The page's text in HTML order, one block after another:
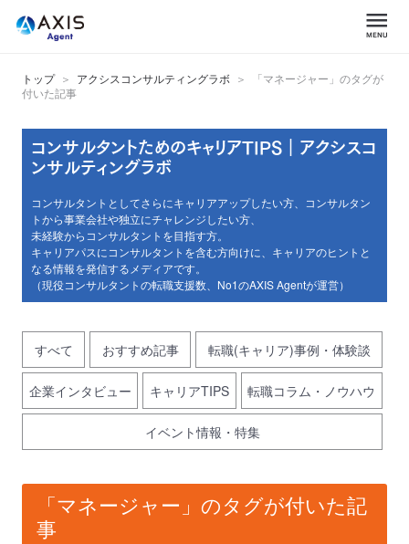
トップ アクシスコンサルティングラボ
「マネージャー」のタグが
付いた記事
コンサルタントためのキャリアTIPS｜アクシスコ
ンサルティングラボ
コンサルタントとしてさらにキャリアアップしたい方、コンサルタン
トから事業会社や独立にチャレンジしたい方、
未経験からコンサルタントを目指す方。
キャリアパスにコンサルタントを含む方向けに、キャリアのヒントと
なる情報を発信するメディアです。
（現役コンサルタントの転職支援数、No1のAXIS Agentが運営）
すべて おすすめ記事 転職(キャリア)事例・体験談
企業インタビュー キャリアTIPS 転職コラム・ノウハウ
イベント情報・特集
「マネージャー」のタグが付いた記
事